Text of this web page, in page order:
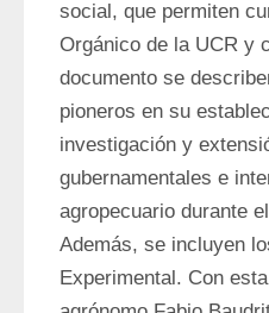
social, que permiten
Orgánico de la UCR y
documento se
pioneros en su
investigación y
gubernamentales e
agropecuario durante
Además, se incluyen
Experimental. Con